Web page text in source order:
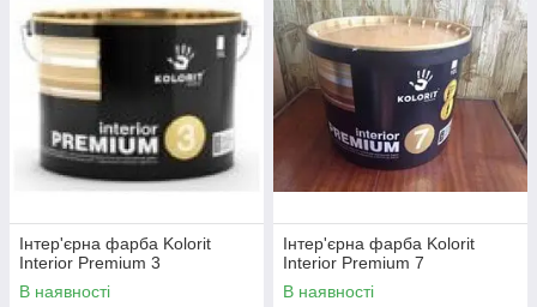
Інтер'єрна фарба Kolorit
Interior Premium 3
В наявності
Інтер'єрна фарба Kolorit
Interior Premium 7
В наявності